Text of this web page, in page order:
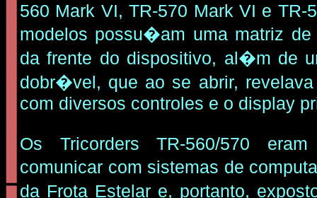
560 Mark VI, TR-570 Mark VI e TR-
modelos possu�am uma matriz de
da frente do dispositivo, al�m de
dobr�vel, que ao se abrir,
com diversos controles e o display
Os Tricorders TR-560/570
comunicar com sistemas de
da Frota Estelar e, portanto,